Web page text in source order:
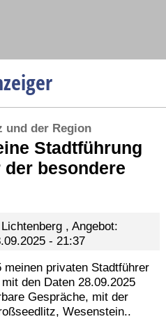
und der Region
Stadtführung
besondere
, Angebot:
- 21:37
meinen privaten Stadtführer
den Daten 28.09.2025
Gespräche, mit der
Wesenstein..